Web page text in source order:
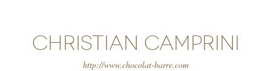
Christian Camprini
http://www.chocolat-barre.com